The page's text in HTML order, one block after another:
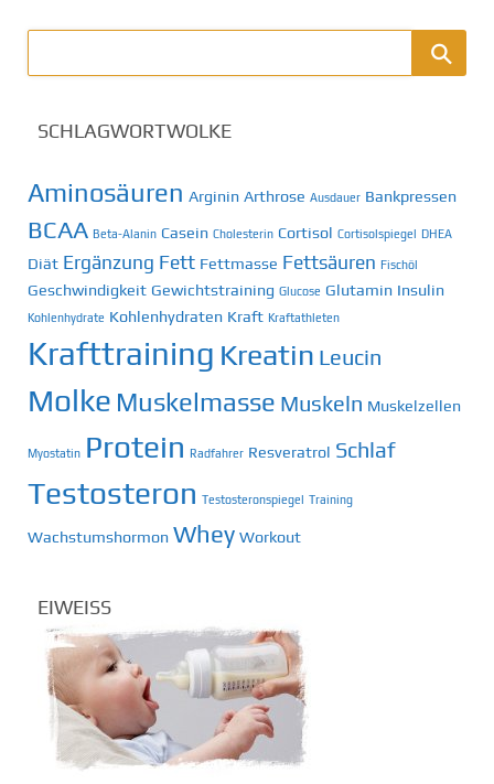
r
a
g
n
a
v
i
a
t
o
n
SCHLAGWORTWOLKE
Aminosäuren Arginin Arthrose Ausdauer Bankpressen
BCAA Beta-Alanin Casein Cholesterin Cortisol Cortisolspiegel DHEA
Diät Ergänzung Fett Fettmasse Fettsäuren Fischöl
Geschwindigkeit Gewichtstraining Glucose Glutamin Insulin
Kohlenhydrate Kohlenhydraten Kraft Kraftathleten
Krafttraining Kreatin Leucin
Molke Muskelmasse Muskeln Muskelzellen
Myostatin Protein Radfahrer Resveratrol Schlaf
Testosteron Testosteronspiegel Training
Wachstumshormon Whey Workout
EIWEISS